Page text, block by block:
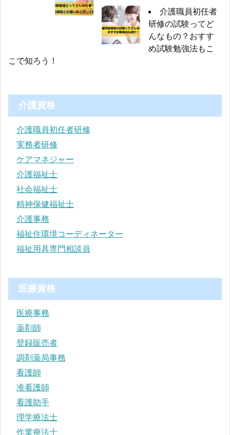
介護職員初任者
研修の試験ってど
んなもの？おすす
め試験勉強法もこ
こで知ろう！
介護資格
介護職員初任者研修
実務者研修
ケアマネジャー
介護福祉士
社会福祉士
精神保健福祉士
介護事務
福祉住環境コーディネーター
福祉用具専門相談員
医療資格
医療事務
薬剤師
登録販売者
調剤薬局事務
看護師
准看護師
看護助手
理学療法士
作業療法士